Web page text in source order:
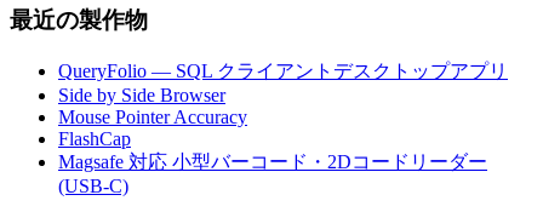
最近の製作物
QueryFolio — SQL クライアントデスクトップアプリ
Side by Side Browser
Mouse Pointer Accuracy
FlashCap
Magsafe 対応 小型バーコード・2Dコードリーダー
(USB-C)